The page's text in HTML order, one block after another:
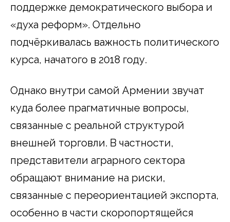
поддержке демократического выбора и
«духа реформ». Отдельно
подчёркивалась важность политического
курса, начатого в 2018 году.
Однако внутри самой Армении звучат
куда более прагматичные вопросы,
связанные с реальной структурой
внешней торговли. В частности,
представители аграрного сектора
обращают внимание на риски,
связанные с переориентацией экспорта,
особенно в части скоропортящейся